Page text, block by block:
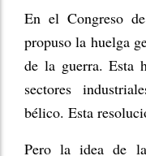
En el Congreso
propuso la huelga
de la guerra. Esta
sectores
bélico. Esta
Pero la idea de la